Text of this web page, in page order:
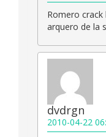
Romero
arquero de la
dvdrgn
2010-04-22